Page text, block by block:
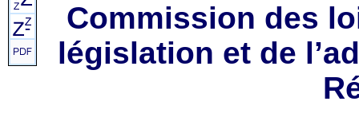
Commission des
législation et de